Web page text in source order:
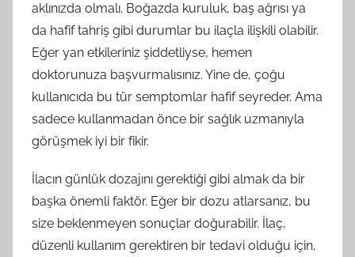
aklınızda olmalı. Boğazda kuruluk, baş ağrısı ya
da hafif tahriş gibi durumlar bu ilaçla ilişkili olabilir.
Eğer yan etkileriniz şiddetliyse, hemen
doktorunuza başvurmalısınız. Yine de, çoğu
kullanıcıda bu tür semptomlar hafif seyreder. Ama
sadece kullanmadan önce bir sağlık uzmanıyla
görüşmek iyi bir fikir.
İlacın günlük dozajını gerektiği gibi almak da bir
başka önemli faktör. Eğer bir dozu atlarsanız, bu
size beklenmeyen sonuçlar doğurabilir. İlaç,
düzenli kullanım gerektiren bir tedavi olduğu için,